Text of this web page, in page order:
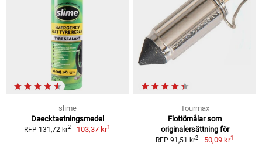
slime
Daecktaetningsmedel
RFP 131,72 kr2 103,37 kr1
Tourmax
Flottörnålar som
originalersättning för
RFP 91,51 kr2 50,09 kr1